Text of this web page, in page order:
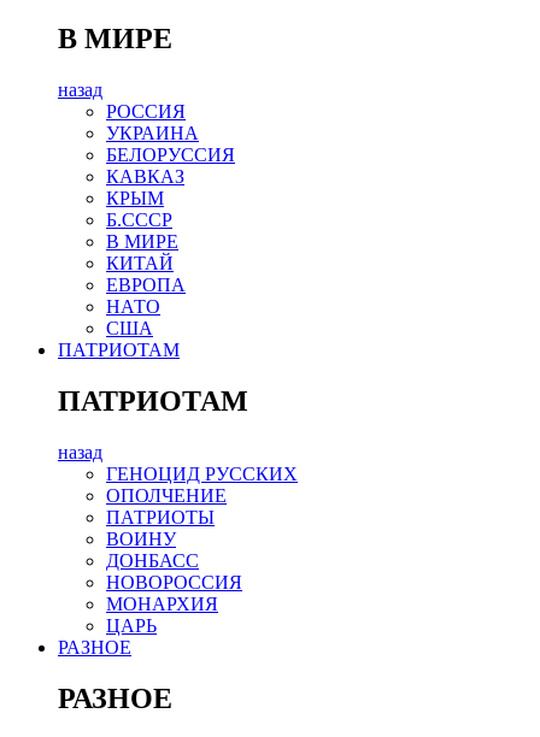
В МИРЕ
назад
РОСCИЯ
УКРАИНА
БЕЛОРУССИЯ
КАВКАЗ
КРЫМ
Б.СССР
В МИРЕ
КИТАЙ
ЕВРОПА
НАТО
США
ПАТРИОТАМ
ПАТРИОТАМ
назад
ГЕНОЦИД РУССКИХ
ОПОЛЧЕНИЕ
ПАТРИОТЫ
ВОИНУ
ДОНБАСС
НОВОРОССИЯ
МОНАРХИЯ
ЦАРЬ
РАЗНОЕ
РАЗНОЕ